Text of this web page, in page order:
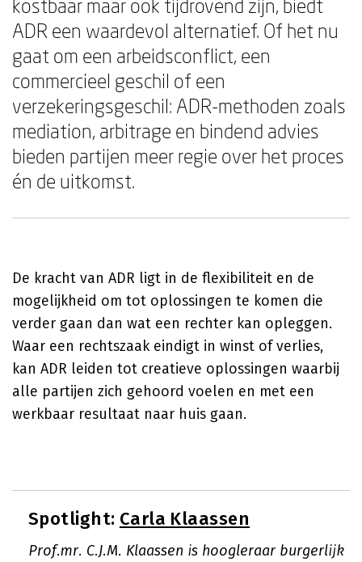
kostbaar maar ook tijdrovend zijn, biedt
ADR een waardevol alternatief. Of het nu
gaat om een arbeidsconflict, een
commercieel geschil of een
verzekeringsgeschil: ADR-methoden zoals
mediation, arbitrage en bindend advies
bieden partijen meer regie over het proces
én de uitkomst.
De kracht van ADR ligt in de flexibiliteit en de
mogelijkheid om tot oplossingen te komen die
verder gaan dan wat een rechter kan opleggen.
Waar een rechtszaak eindigt in winst of verlies,
kan ADR leiden tot creatieve oplossingen waarbij
alle partijen zich gehoord voelen en met een
werkbaar resultaat naar huis gaan.
Spotlight: Carla Klaassen
Prof.mr. C.J.M. Klaassen is hoogleraar burgerlijk